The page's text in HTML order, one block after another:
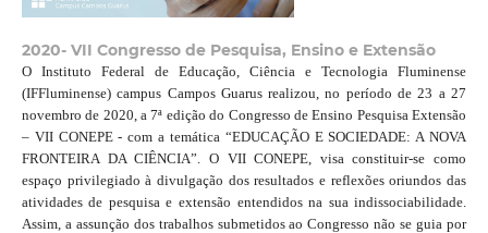
2020- VII Congresso de Pesquisa, Ensino e Extensão
O Instituto Federal de Educação, Ciência e Tecnologia Fluminense
(IFFluminense) campus Campos Guarus realizou, no período de 23 a 27
novembro de 2020, a 7ª edição do Congresso de Ensino Pesquisa Extensão
– VII CONEPE - com a temática “EDUCAÇÃO E SOCIEDADE: A NOVA
FRONTEIRA DA CIÊNCIA”. O VII CONEPE, visa constituir-se como
espaço privilegiado à divulgação dos resultados e reflexões oriundos das
atividades de pesquisa e extensão entendidos na sua indissociabilidade.
Assim, a assunção dos trabalhos submetidos ao Congresso não se guia por